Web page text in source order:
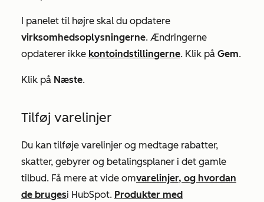
I panelet til højre skal du opdatere
virksomhedsoplysningerne. Ændringerne
opdaterer ikke kontoindstillingerne. Klik på Gem.
Klik på Næste.
Tilføj varelinjer
Du kan tilføje varelinjer og medtage rabatter,
skatter, gebyrer og betalingsplaner i det gamle
tilbud. Få mere at vide omvarelinjer, og hvordan
de brugesi HubSpot. Produkter med